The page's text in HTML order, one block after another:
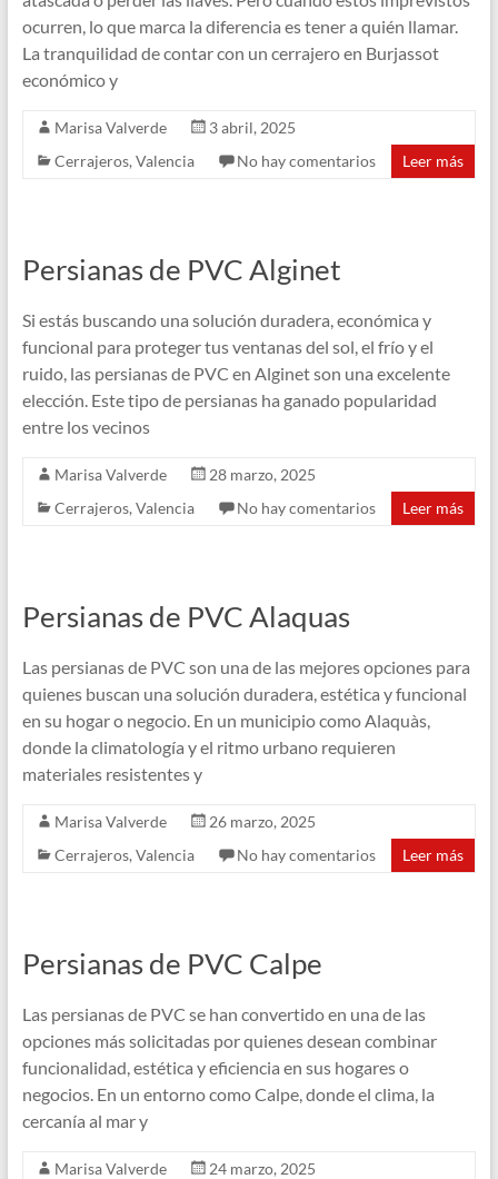
ocurren, lo que marca la diferencia es tener a quién llamar.
La tranquilidad de contar con un cerrajero en Burjassot
económico y
Marisa Valverde
3 abril, 2025
Cerrajeros, Valencia No hay comentarios Leer más
Persianas de PVC Alginet
Si estás buscando una solución duradera, económica y
funcional para proteger tus ventanas del sol, el frío y el
ruido, las persianas de PVC en Alginet son una excelente
elección. Este tipo de persianas ha ganado popularidad
entre los vecinos
Marisa Valverde
28 marzo, 2025
Cerrajeros, Valencia No hay comentarios Leer más
Persianas de PVC Alaquas
Las persianas de PVC son una de las mejores opciones para
quienes buscan una solución duradera, estética y funcional
en su hogar o negocio. En un municipio como Alaquàs,
donde la climatología y el ritmo urbano requieren
materiales resistentes y
Marisa Valverde
26 marzo, 2025
Cerrajeros, Valencia No hay comentarios Leer más
Persianas de PVC Calpe
Las persianas de PVC se han convertido en una de las
opciones más solicitadas por quienes desean combinar
funcionalidad, estética y eficiencia en sus hogares o
negocios. En un entorno como Calpe, donde el clima, la
cercanía al mar y
Marisa Valverde 24 marzo, 2025